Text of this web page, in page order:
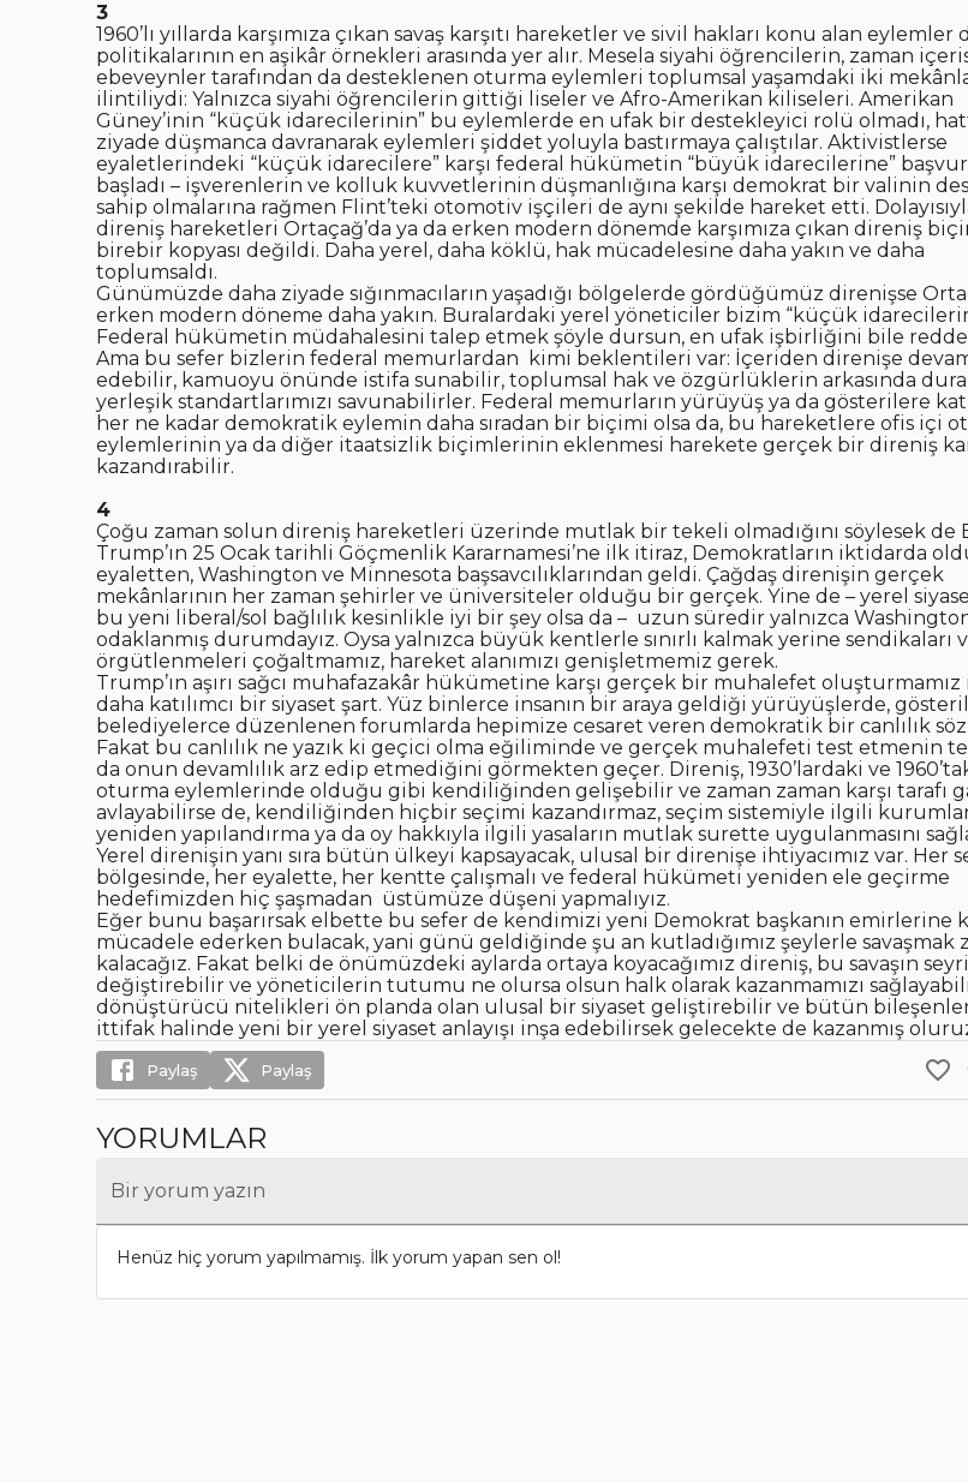
3
1960’lı yıllarda karşımıza çıkan savaş karşıtı hareketler ve sivil hakları konu alan eylemler
politikalarının en aşikâr örnekleri arasında yer alır. Mesela siyahi öğrencilerin, zaman
ebeveynler tarafından da desteklenen oturma eylemleri toplumsal yaşamdaki iki
ilintiliydi: Yalnızca siyahi öğrencilerin gittiği liseler ve Afro-Amerikan kiliseleri. Amerikan
Güney’inin “küçük idarecilerinin” bu eylemlerde en ufak bir destekleyici rolü olmadı,
ziyade düşmanca davranarak eylemleri şiddet yoluyla bastırmaya çalıştılar. Aktivistlerse
eyaletlerindeki “küçük idarecilere” karşı federal hükümetin “büyük idarecilerine”
başladı – işverenlerin ve kolluk kuvvetlerinin düşmanlığına karşı demokrat bir valinin
sahip olmalarına rağmen Flint’teki otomotiv işçileri de aynı şekilde hareket etti.
direniş hareketleri Ortaçağ’da ya da erken modern dönemde karşımıza çıkan direniş
birebir kopyası değildi. Daha yerel, daha köklü, hak mücadelesine daha yakın ve daha
toplumsaldı.
Günümüzde daha ziyade sığınmacıların yaşadığı bölgelerde gördüğümüz direnişse
erken modern döneme daha yakın. Buralardaki yerel yöneticiler bizim “küçük
Federal hükümetin müdahalesini talep etmek şöyle dursun, en ufak işbirliğini bile
Ama bu sefer bizlerin federal memurlardan kimi beklentileri var: İçeriden direnişe
edebilir, kamuoyu önünde istifa sunabilir, toplumsal hak ve özgürlüklerin arkasında
yerleşik standartlarımızı savunabilirler. Federal memurların yürüyüş ya da gösterilere
her ne kadar demokratik eylemin daha sıradan bir biçimi olsa da, bu hareketlere ofis içi
eylemlerinin ya da diğer itaatsizlik biçimlerinin eklenmesi harekete gerçek bir direniş
kazandırabilir.
4
Çoğu zaman solun direniş hareketleri üzerinde mutlak bir tekeli olmadığını söylesek de
Trump’ın 25 Ocak tarihli Göçmenlik Kararnamesi’ne ilk itiraz, Demokratların iktidarda
eyaletten, Washington ve Minnesota başsavcılıklarından geldi. Çağdaş direnişin gerçek
mekânlarının her zaman şehirler ve üniversiteler olduğu bir gerçek. Yine de – yerel
bu yeni liberal/sol bağlılık kesinlikle iyi bir şey olsa da – uzun süredir yalnızca
odaklanmış durumdayız. Oysa yalnızca büyük kentlerle sınırlı kalmak yerine sendikaları
örgütlenmeleri çoğaltmamız, hareket alanımızı genişletmemiz gerek.
Trump’ın aşırı sağcı muhafazakâr hükümetine karşı gerçek bir muhalefet oluşturmamız
daha katılımcı bir siyaset şart. Yüz binlerce insanın bir araya geldiği yürüyüşlerde,
belediyelerce düzenlenen forumlarda hepimize cesaret veren demokratik bir canlılık
Fakat bu canlılık ne yazık ki geçici olma eğiliminde ve gerçek muhalefeti test etmenin
da onun devamlılık arz edip etmediğini görmekten geçer. Direniş, 1930’lardaki ve
oturma eylemlerinde olduğu gibi kendiliğinden gelişebilir ve zaman zaman karşı tarafı
avlayabilirse de, kendiliğinden hiçbir seçimi kazandırmaz, seçim sistemiyle ilgili
yeniden yapılandırma ya da oy hakkıyla ilgili yasaların mutlak surette uygulanmasını
Yerel direnişin yanı sıra bütün ülkeyi kapsayacak, ulusal bir direnişe ihtiyacımız var. Her
bölgesinde, her eyalette, her kentte çalışmalı ve federal hükümeti yeniden ele geçirme
hedefimizden hiç şaşmadan üstümüze düşeni yapmalıyız.
Eğer bunu başarırsak elbette bu sefer de kendimizi yeni Demokrat başkanın emirlerine
mücadele ederken bulacak, yani günü geldiğinde şu an kutladığımız şeylerle savaşmak
kalacağız. Fakat belki de önümüzdeki aylarda ortaya koyacağımız direniş, bu savaşın
değiştirebilir ve yöneticilerin tutumu ne olursa olsun halk olarak kazanmamızı
dönüştürücü nitelikleri ön planda olan ulusal bir siyaset geliştirebilir ve bütün
ittifak halinde yeni bir yerel siyaset anlayışı inşa edebilirsek gelecekte de kazanmış
Paylaş Paylaş
YORUMLAR
Bir yorum yazın
Henüz hiç yorum yapılmamış. İlk yorum yapan sen ol!